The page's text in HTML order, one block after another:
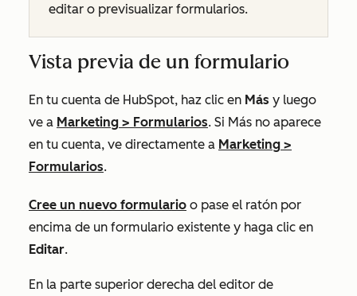
editar o previsualizar formularios.
Vista previa de un formulario
En tu cuenta de HubSpot, haz clic en Más y luego
ve a Marketing > Formularios. Si Más no aparece
en tu cuenta, ve directamente a Marketing >
Formularios.
Cree un nuevo formulario o pase el ratón por
encima de un formulario existente y haga clic en
Editar.
En la parte superior derecha del editor de